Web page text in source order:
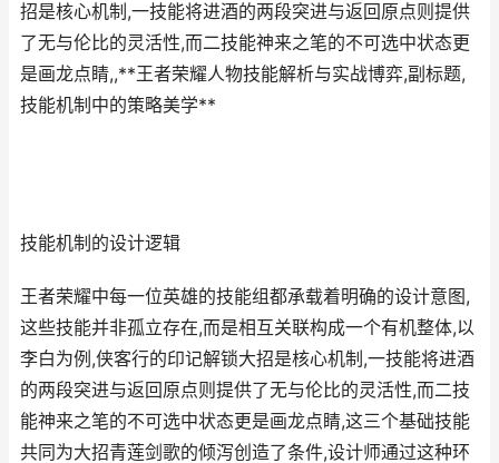
招是核心机制,一技能将进酒的两段突进与返回原点则提供
了无与伦比的灵活性,而二技能神来之笔的不可选中状态更
是画龙点睛,,**王者荣耀人物技能解析与实战博弈,副标题,
技能机制中的策略美学**
技能机制的设计逻辑
王者荣耀中每一位英雄的技能组都承载着明确的设计意图,
这些技能并非孤立存在,而是相互关联构成一个有机整体,以
李白为例,侠客行的印记解锁大招是核心机制,一技能将进酒
的两段突进与返回原点则提供了无与伦比的灵活性,而二技
能神来之笔的不可选中状态更是画龙点睛,这三个基础技能
共同为大招青莲剑歌的倾泻创造了条件,设计师通过这种环